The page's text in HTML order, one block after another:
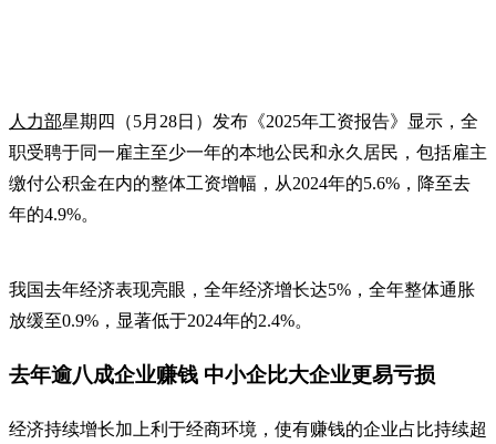
人力部星期四（5月28日）发布《2025年工资报告》显示，全
职受聘于同一雇主至少一年的本地公民和永久居民，包括雇主
缴付公积金在内的整体工资增幅，从2024年的5.6%，降至去
年的4.9%。
我国去年经济表现亮眼，全年经济增长达5%，全年整体通胀
放缓至0.9%，显著低于2024年的2.4%。
去年逾八成企业赚钱 中小企比大企业更易亏损
经济持续增长加上利于经商环境，使有赚钱的企业占比持续超